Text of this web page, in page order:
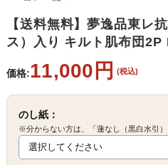
【送料無料】夢逸品東レ
ス）入り キルト肌布団2P
価格:11,000円 (税込)
のし紙：
※分からない方は、「蓮なし（黒白水引）